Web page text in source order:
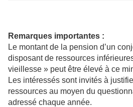
Remarques importantes :
Le montant de la pension d’un
disposant de ressources
vieillesse » peut être élevé à ce
Les intéressés sont invités à
ressources au moyen du
adressé chaque année.